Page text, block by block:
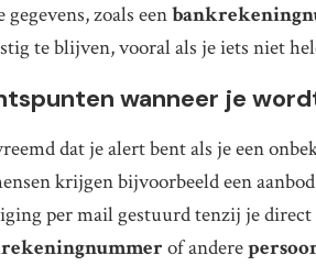
zoals een
te blijven, vooral als je iets niet
wanneer je
dat je alert bent als je een
krijgen bijvoorbeeld een
per mail gestuurd tenzij je
of andere